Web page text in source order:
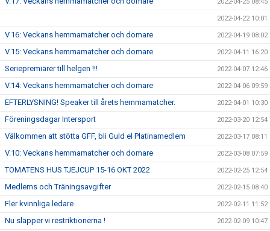
2022-04-22 10:01
V.16: Veckans hemmamatcher och domare 2022-04-19 08:02
V.15: Veckans hemmamatcher och domare 2022-04-11 16:20
Seriepremiärer till helgen !!! 2022-04-07 12:46
V.14: Veckans hemmamatcher och domare 2022-04-06 09:59
EFTERLYSNING! Speaker till årets hemmamatcher. 2022-04-01 10:30
Föreningsdagar Intersport 2022-03-20 12:54
Välkommen att stötta GFF, bli Guld el Platinamedlem 2022-03-17 08:11
V.10: Veckans hemmamatcher och domare 2022-03-08 07:59
TOMATENS HUS TJEJCUP 15-16 OKT 2022 2022-02-25 12:54
Medlems och Träningsavgifter 2022-02-15 08:40
Fler kvinnliga ledare 2022-02-11 11:52
Nu släpper vi restriktionerna ! 2022-02-09 10:47